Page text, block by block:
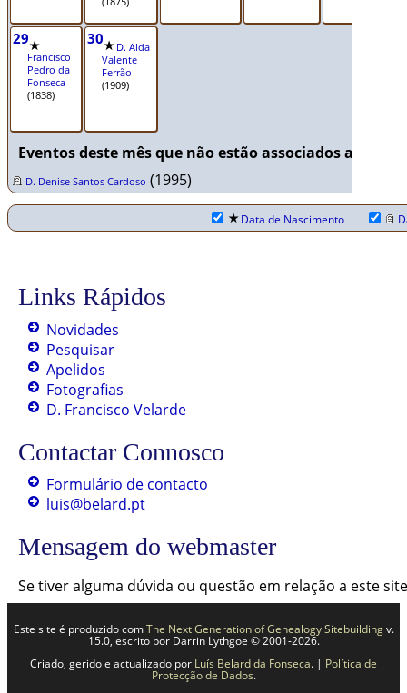
29
Francisco
Pedro da
Fonseca
(1838)
30
D. Alda
Valente
Ferrão
(1909)
Eventos deste mês que não estão associados a um
D. Denise Santos Cardoso (1995)
Data de Nascimento
Links Rápidos
Novidades
Pesquisar
Apelidos
Fotografias
D. Francisco Velarde
Contactar Connosco
Formulário de contacto
luis@belard.pt
Mensagem do webmaster
Se tiver alguma dúvida ou questão em relação a este
Este site é produzido comThe Next Generation of Genealogy Sitebuildingv.
15.0, escrito por Darrin Lythgoe © 2001-2026.
Criado, gerido e actualizado por Luís Belard da Fonseca. | Política de
Protecção de Dados.